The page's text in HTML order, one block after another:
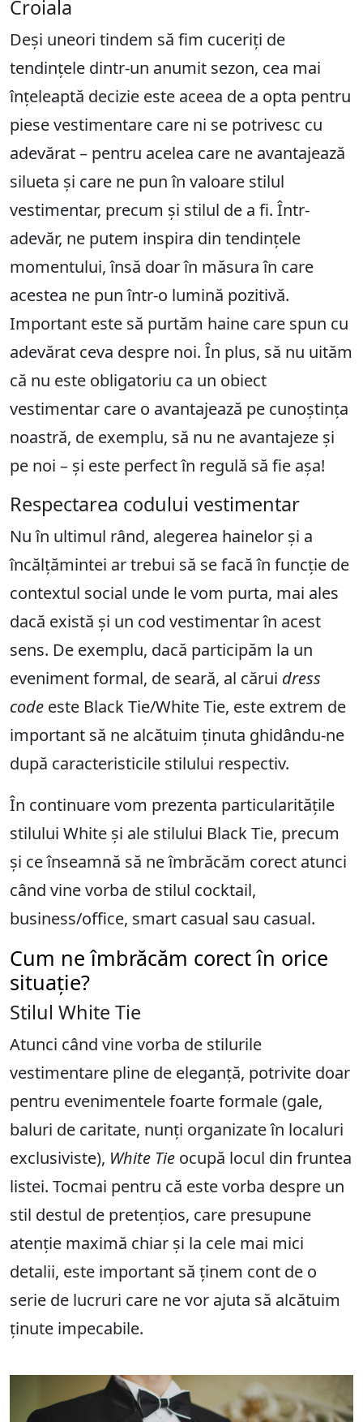
Croiala
Deși uneori tindem să fim cuceriți de
tendințele dintr-un anumit sezon, cea mai
înțeleaptă decizie este aceea de a opta pentru
piese vestimentare care ni se potrivesc cu
adevărat – pentru acelea care ne avantajează
silueta și care ne pun în valoare stilul
vestimentar, precum și stilul de a fi. Într-
adevăr, ne putem inspira din tendințele
momentului, însă doar în măsura în care
acestea ne pun într-o lumină pozitivă.
Important este să purtăm haine care spun cu
adevărat ceva despre noi. În plus, să nu uităm
că nu este obligatoriu ca un obiect
vestimentar care o avantajează pe cunoștința
noastră, de exemplu, să nu ne avantajeze și
pe noi – și este perfect în regulă să fie așa!
Respectarea codului vestimentar
Nu în ultimul rând, alegerea hainelor și a
încălțămintei ar trebui să se facă în funcție de
contextul social unde le vom purta, mai ales
dacă există și un cod vestimentar în acest
sens. De exemplu, dacă participăm la un
eveniment formal, de seară, al cărui dress
code este Black Tie/White Tie, este extrem de
important să ne alcătuim ținuta ghidându-ne
după caracteristicile stilului respectiv.
În continuare vom prezenta particularitățile
stilului White și ale stilului Black Tie, precum
și ce înseamnă să ne îmbrăcăm corect atunci
când vine vorba de stilul cocktail,
business/office, smart casual sau casual.
Cum ne îmbrăcăm corect în orice
situație?
Stilul White Tie
Atunci când vine vorba de stilurile
vestimentare pline de eleganță, potrivite doar
pentru evenimentele foarte formale (gale,
baluri de caritate, nunți organizate în localuri
exclusiviste), White Tie ocupă locul din fruntea
listei. Tocmai pentru că este vorba despre un
stil destul de pretențios, care presupune
atenție maximă chiar și la cele mai mici
detalii, este important să ținem cont de o
serie de lucruri care ne vor ajuta să alcătuim
ținute impecabile.